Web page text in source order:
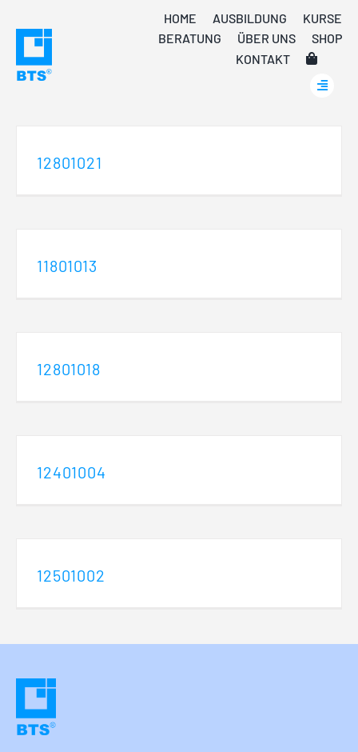
content
HOME AUSBILDUNG
KURSE
BERATUNG
ÜBER UNS
SHOP
KONTAKT
12801021
11801013
12801018
12401004
12501002